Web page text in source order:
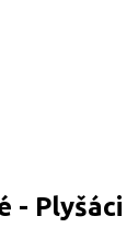
- Plyšáci